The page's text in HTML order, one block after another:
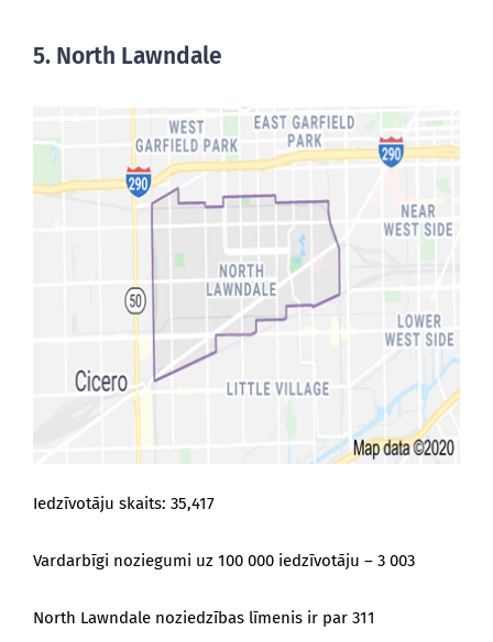
5. North Lawndale
Iedzīvotāju skaits: 35,417
Vardarbīgi noziegumi uz 100 000 iedzīvotāju – 3 003
North Lawndale noziedzības līmenis ir par 311